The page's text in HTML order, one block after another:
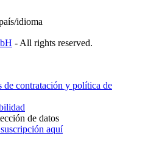
idioma
- All rights reserved.
de contratación y política de
de datos
aquí